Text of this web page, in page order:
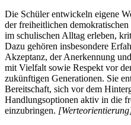
Die Schüler entwickeln eigene
der freiheitlichen
im schulischen Alltag erleben,
Dazu gehören insbesondere
Akzeptanz, der Anerkennung
mit Vielfalt sowie Respekt vor
zukünftigen Generationen. Sie
Bereitschaft, sich vor dem
Handlungsoptionen aktiv in die
einzubringen.